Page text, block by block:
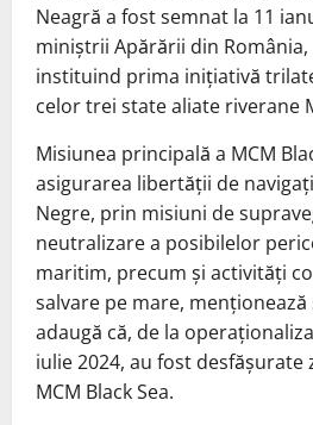
Neagră a fost semnat la 11
miniştrii Apărării din România,
instituind prima iniţiativă
celor trei state aliate riverane
Misiunea principală a MCM
asigurarea libertăţii de
Negre, prin misiuni de
neutralizare a posibilelor
maritim, precum şi activităţi
salvare pe mare,
adaugă că, de la
iulie 2024, au fost desfăşurate
MCM Black Sea.